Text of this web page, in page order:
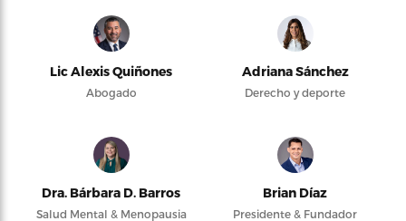
Lic Alexis Quiñones
Abogado
Adriana Sánchez
Derecho y deporte
Dra. Bárbara D. Barros
Salud Mental & Menopausia
Brian Díaz
Presidente & Fundador